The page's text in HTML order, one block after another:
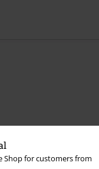
Shop for customers from